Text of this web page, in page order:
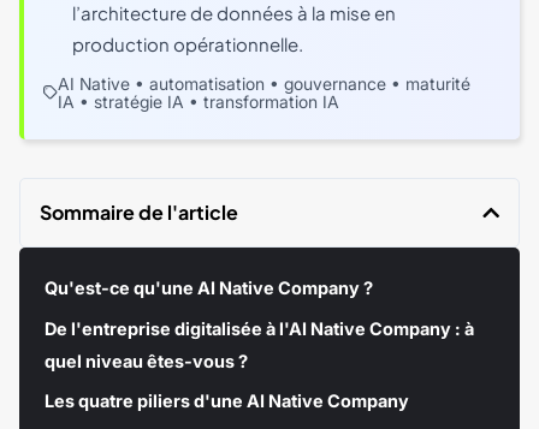
l’architecture de données à la mise en
production opérationnelle.
AI Native • automatisation • gouvernance • maturité
IA • stratégie IA • transformation IA
Sommaire de l'article
Qu'est-ce qu'une AI Native Company ?
De l'entreprise digitalisée à l'AI Native Company : à
quel niveau êtes-vous ?
Les quatre piliers d'une AI Native Company